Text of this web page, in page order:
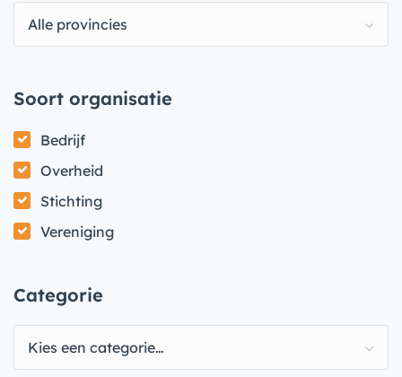
Alle provincies
Soort organisatie
Bedrijf
Overheid
Stichting
Vereniging
Categorie
Kies een categorie…